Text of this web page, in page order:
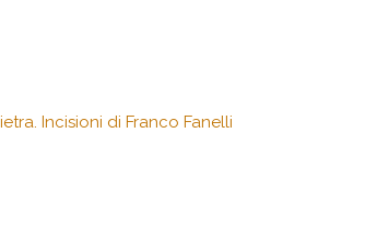
Incisioni di Franco Fanelli